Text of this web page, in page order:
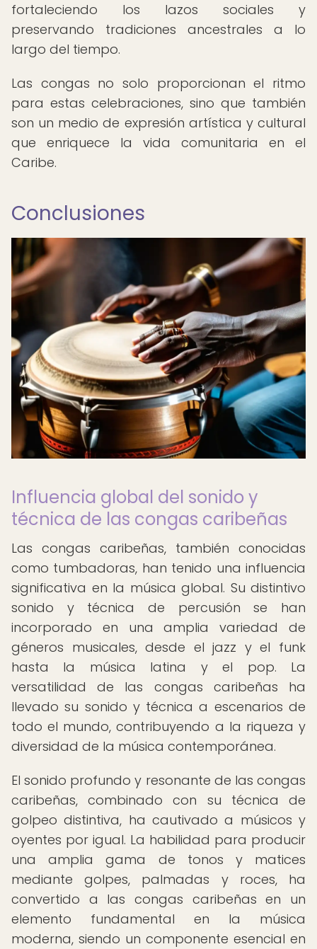
fortaleciendo los lazos sociales y
preservando tradiciones ancestrales a lo
largo del tiempo.
Las congas no solo proporcionan el ritmo
para estas celebraciones, sino que también
son un medio de expresión artística y cultural
que enriquece la vida comunitaria en el
Caribe.
Conclusiones
Influencia global del sonido y
técnica de las congas caribeñas
Las congas caribeñas, también conocidas
como tumbadoras, han tenido una influencia
significativa en la música global. Su distintivo
sonido y técnica de percusión se han
incorporado en una amplia variedad de
géneros musicales, desde el jazz y el funk
hasta la música latina y el pop. La
versatilidad de las congas caribeñas ha
llevado su sonido y técnica a escenarios de
todo el mundo, contribuyendo a la riqueza y
diversidad de la música contemporánea.
El sonido profundo y resonante de las congas
caribeñas, combinado con su técnica de
golpeo distintiva, ha cautivado a músicos y
oyentes por igual. La habilidad para producir
una amplia gama de tonos y matices
mediante golpes, palmadas y roces, ha
convertido a las congas caribeñas en un
elemento fundamental en la música
moderna, siendo un componente esencial en